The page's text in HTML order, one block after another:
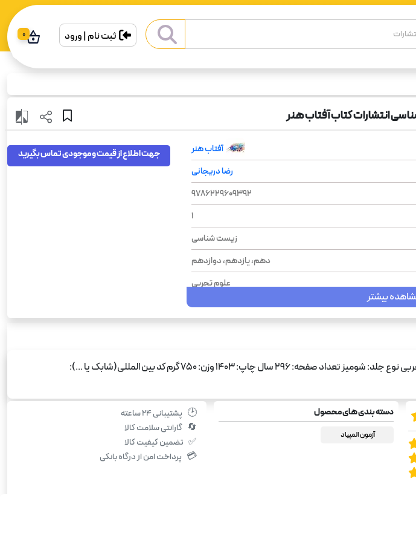
ثبت نام | ورود 0
انتشارات کتاب آفتاب هنر
آفتاب هنر
رضا دریجانی
9786229609392
1
زیست شناسی
دهم، یازدهم، دوازدهم
علوم تجربی
شومیز
750
بیشتر
جهت اطلاع از قیمت و موجودی تماس بگیرید
اطلاعات محصول نویسنده: رضا دریجانی درس: زیست شناسی پایه: دهم، یازدهم، دوازدهم رشته: علوم تجربی نوع جلد: شومیز تعداد صفحه: 296 سال چاپ: 1403 وزن: 750 گرم کد بین المللی(شابک یا ...):
دسته بندی های محصول
آزمون المپیاد
🕑 پشتیبانی ۲۴ ساعته
🔄 گارانتی سلامت کالا
✅ تضمین کیفیت کالا
💳 پرداخت امن از درگاه بانکی